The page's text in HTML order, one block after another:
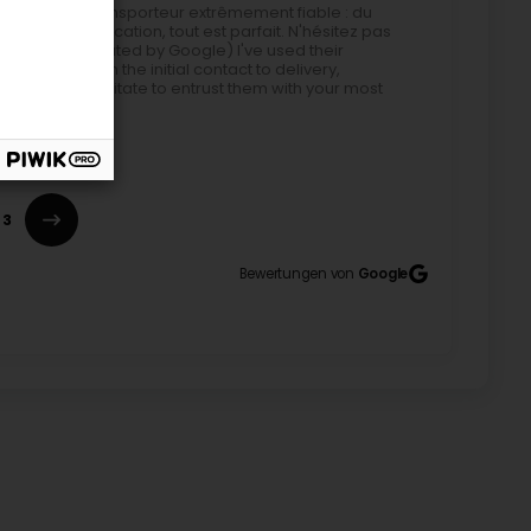
est un transporteur extrêmement fiable : du
la communication, tout est parfait. N'hésitez pas
(Translated by Google) I've used their
carrier: from the initial contact to delivery,
Don't hesitate to entrust them with your most
sommes ravis d’apprendre que vos
attentes, du premier contact jusqu’à la
précieux, est la plus belle des récompenses pour
service fiable, soigné et transparent à chaque
bientôt ! L'Equipe MBE Luxembourg
travail. Son professionnalisme, sa gentillesse
vraiment remarquables. Il est toujours à l’écoute,
pour le petit geste commercial accordé
Je recommande vivement ses services
her excellent work. Her professionalism,
remarkable. She is always attentive,
all the difference. I highly recommend her
3
Bewertungen von Google